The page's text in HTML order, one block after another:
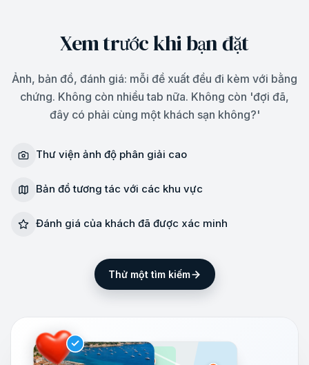
Xem trước khi bạn đặt
Ảnh, bản đồ, đánh giá: mỗi đề xuất đều đi kèm với bằng
chứng. Không còn nhiều tab nữa. Không còn 'đợi đã,
đây có phải cùng một khách sạn không?'
Thư viện ảnh độ phân giải cao
Bản đồ tương tác với các khu vực
Đánh giá của khách đã được xác minh
Thử một tìm kiếm